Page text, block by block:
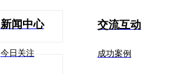
新闻中心
今日关注
交流互动
成功案例